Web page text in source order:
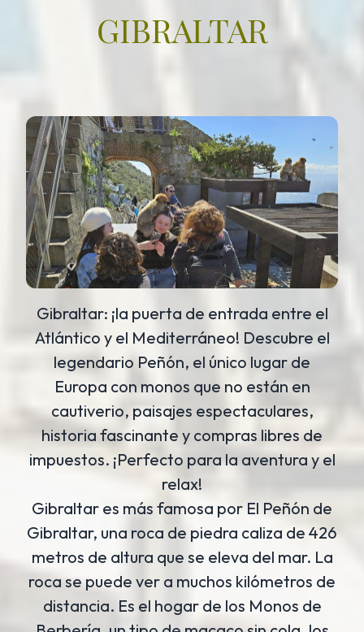
GIBRALTAR
Gibraltar: ¡la puerta de entrada entre el
Atlántico y el Mediterráneo! Descubre el
legendario Peñón, el único lugar de
Europa con monos que no están en
cautiverio, paisajes espectaculares,
historia fascinante y compras libres de
impuestos. ¡Perfecto para la aventura y el
relax!
Gibraltar es más famosa por El Peñón de
Gibraltar, una roca de piedra caliza de 426
metros de altura que se eleva del mar. La
roca se puede ver a muchos kilómetros de
distancia. Es el hogar de los Monos de